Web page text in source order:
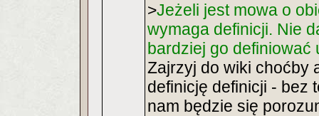
>Jeżeli jest mowa o
wymaga definicji. Nie
bardziej go definiować
Zajrzyj do wiki choćby
definicję definicji - bez
nam będzie się